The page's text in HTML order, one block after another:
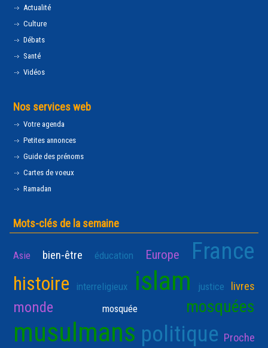
Actualité
Culture
Débats
Santé
Vidéos
Nos services web
Votre agenda
Petites annonces
Guide des prénoms
Cartes de voeux
Ramadan
Mots-clés de la semaine
Asie bien-être éducation Europe France
histoire interreligieux islam justice livres
monde mosquée mosquées
musulmans politique Proche